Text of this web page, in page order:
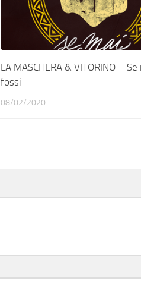
LA MASCHERA & VITORINO – Se
fossi
08/02/2020